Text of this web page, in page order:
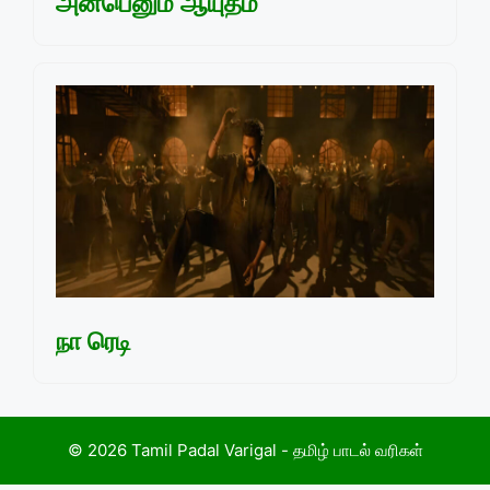
நா ரெடி
© 2026 Tamil Padal Varigal - தமிழ் பாடல் வரிகள்